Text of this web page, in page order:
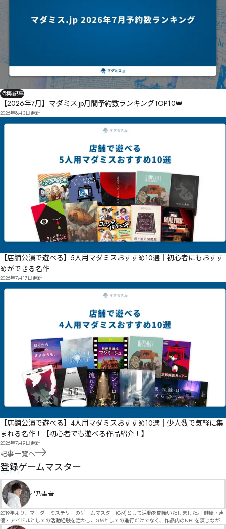
㑣㐤㏢㎾㐇㍿镐碰冁従懷㏲刐剼翆㏶垖嗗㐝餮㏦㐙㏽㏷㏓㐞㐃㎕㏶㐙㐪㐀㑡㒄㑞㑋㐯莡㏧㏵㏼㐈㏲㐰
豲贾㉎㈵㉏㈮㉊餾椕㈺ㇰꂴ嚣㉝撈筜㉌㉴㉎㉗㉅ㇻ罋帼鏎眮俿筨㉨车臀㉯㉯㊐㊅㉟㉨
紸備鋶㊑　柁㉩㉢菾鮫㉯㊢僒㊫糥㊁㊧㊅㉢㉥㊎㉭蒑㉲吪㉰㊰㊥㊃㊼㊑㊂㊋
旖瘵㊞羁槎㈴ꄆ騽㊂睖㊅㊟㉾㊡柬㊜㊩㊧㊩㋂㋔㊘㊛㊤㊮㋖㊓㊬㊩㊖㋕㉎㊫㊽儊㊝軾兎㋦嘫㋡澘㋤㊥㋁
懆咑㋣抓艺㋘㋡㉻㊿㌀綩儊鍧㋧凖㋍㋚㋣儿㋒㋋㋮㌋㊋綷傌鍵甽光兵傛㋽輿冏㌧輶㋝㌑㋦兔㌂㌋㌇㋢
㋲㌒㌍㊲逖艰蒞刈㍈构㌛㌟緦傻鎤先冴㍁懕㌎逹㌖㌛㌫㌊㌦冂顜㌖㌞㌺僺㌹㌓㌯　㍀梌㌠槕耘祛㍂辅
凕㍭轼㍬㌹㍪暈盧㍍翰扻㌱㌪㍊㍇㌴㍔㌭㍔挊㌲㍭㍉
㍰㌵剿㍣㎷㏚㎻㏁㍩㋼鷔鍝㍬凔汭㍫㍰㍎㎆㍜㎒㎅㍣㎜㍖㌌驞樵㍚凤暫㍢㍸縿儔鏽㍽㎆儥郌珓㎭勹纾
㍵㍾抬㏃㐌㏳㏈㎷劂㎊㎎㍭㎉
聼彭繚儯鐘㎘㎚㎜㎵㏇㎋㎒㎞㎣㎅㎞㎛㎫㎥㍀繬凍鐪㎪蔮啋㎭㏋㎫㎨　㎫㎴　骠橷㏢咹㎸㏁瘃刏㎾㎰
㏣㏇㏅聨拳㎡㎭潶㏢㎸㏠㎺㏃
㏪㎯兪㏏滷换㏎㏒㏏㏟㏡　賿繀㏜㏢挽璯採㏇㏦㏁㏑㏧㏧㏚
镔碴内㏰㏵㏯㎊㏫㐎㐟㏵贙繚㏶㐣诞㏙瞚磆㏢滉㏯㏝㐭㐂㏵㐥㐋
頨輰㐥唿㑦㑄㑬㐩㑂㑆㐸㑠㐩㑇㑋㐹㑏㑒㑼㑑㑄㐷㑚̍
㑗㑳㐴㑿㑔㑆㑊㑚㑙㑼㑥㑥㑟㑣㑂㒊㑨㐂腠澽㑲秚㑒切吓岠㑒㑪㑛㒖㑒　㒒㑗践模㑻㑢㒀㑦㒂㒤㒭㑳
㒤㑩㐩㒈㑹㒀㒿㒛鮐窬㑴趲腒㑿樖㒠喛㒚㒞㑽㓅厗壽㒤㒗㒭㒧㑂剌蹛㒳酊烨㒱灟㒴㒴㒮㒫㒵㒡㓜㒷㒪
ͧ檖駨　鵔㒥㓤㒭㓃㓆㒬淛㒶㓞㒼㓈鱥㒨㓄㓔㓖勳怈㓑㓂㓒㑮鯌抧㓛営怑㓊㓓檷騉㓞㓏㓘
澜孚叙㔀㓽㓟殠搇㓚㓣㓉㓭㓠
特集記事
【2026年7月】マダミス.jp月間予約数ランキングTOP10👑
2026年8月3日更新
【店舗公演で遊べる】5人用マダミスおすすめ10選｜初心者にもおすす
めができる名作
2026年7月17日更新
【店舗公演で遊べる】4人用マダミスおすすめ10選｜少人数で気軽に集
まれる名作！【初心者でも遊べる作品紹介！】
2026年7月9日更新
記事一覧へ
GM
登録ゲームマスター
星乃圭吾
2019年より、マーダーミステリーのゲームマスター(GM)として活動を開始いたしました。 俳優・声
優・アイドルとしての活動経験を活かし、GMとしての進行だけでなく、作品内のNPCを演じなが